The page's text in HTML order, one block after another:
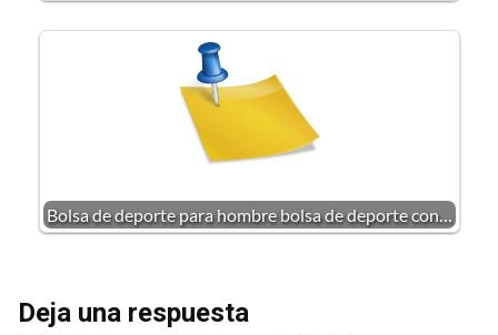
Bolsa de deporte para hombre bolsa de deporte con…
Deja una respuesta